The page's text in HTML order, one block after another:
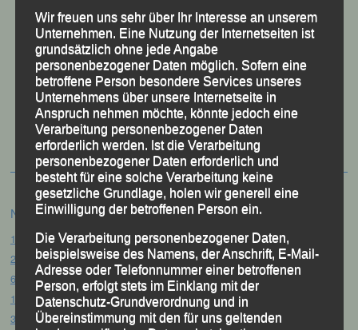
50 Jahre LG Passau
Festzschrift
Neueste Beiträge
15. Pörndorfer Sommernachtslauf – Pörndorf, 01.08.2026
20. Goldener Steig-Lauf – Stozec/Tusset, 01.08.2026
61. Bergsportfest – Ortenburg, 26.07.2026
12. Loser Berglauf – Altaussee/Österreich, 25.07.2026
32. Sommerbiathlon – Passau, 18.07.2026
Wir freuen uns sehr über Ihr Interesse an unserem
Unternehmen. Eine Nutzung der Internetseiten ist
grundsätzlich ohne jede Angabe
personenbezogener Daten möglich. Sofern eine
betroffene Person besondere Services unseres
Unternehmens über unsere Internetseite in
Anspruch nehmen möchte, könnte jedoch eine
Verarbeitung personenbezogener Daten
erforderlich werden. Ist die Verarbeitung
personenbezogener Daten erforderlich und
besteht für eine solche Verarbeitung keine
gesetzliche Grundlage, holen wir generell eine
Einwilligung der betroffenen Person ein.
Die Verarbeitung personenbezogener Daten,
beispielsweise des Namens, der Anschrift, E-Mail-
Adresse oder Telefonnummer einer betroffenen
Person, erfolgt stets im Einklang mit der
Datenschutz-Grundverordnung und in
Übereinstimmung mit den für uns geltenden